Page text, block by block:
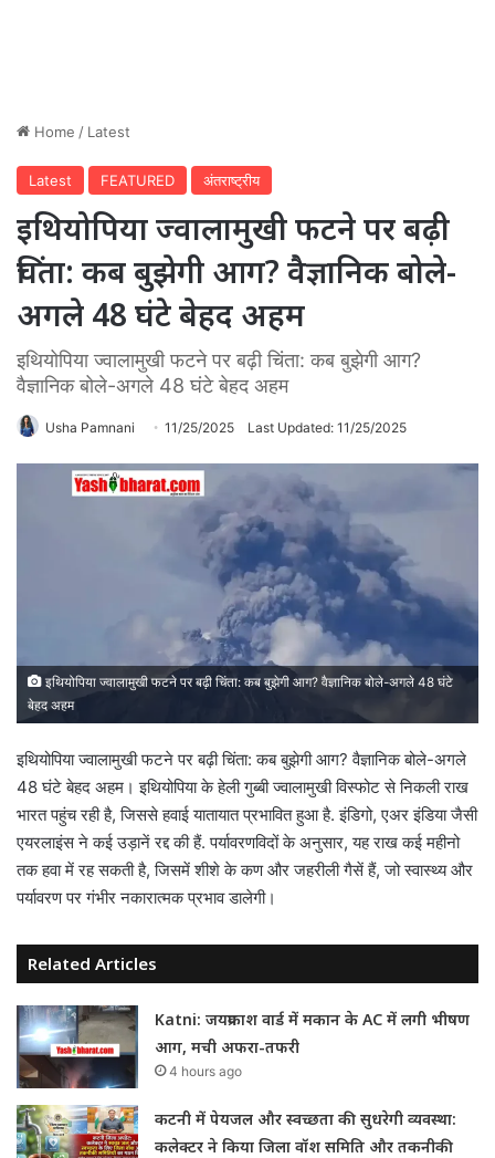
Home / Latest
Latest FEATURED अंतराष्ट्रीय
इथियोपिया ज्वालामुखी फटने पर बढ़ी
चिंता: कब बुझेगी आग? वैज्ञानिक बोले-
अगले 48 घंटे बेहद अहम
इथियोपिया ज्वालामुखी फटने पर बढ़ी चिंता: कब बुझेगी आग?
वैज्ञानिक बोले-अगले 48 घंटे बेहद अहम
Usha Pamnani 11/25/2025 Last Updated: 11/25/2025
इथियोपिया ज्वालामुखी फटने पर बढ़ी चिंता: कब बुझेगी आग? वैज्ञानिक बोले-अगले 48 घंटे
बेहद अहम
इथियोपिया ज्वालामुखी फटने पर बढ़ी चिंता: कब बुझेगी आग? वैज्ञानिक बोले-अगले
48 घंटे बेहद अहम। इथियोपिया के हेली गुब्बी ज्वालामुखी विस्फोट से निकली राख
भारत पहुंच रही है, जिससे हवाई यातायात प्रभावित हुआ है. इंडिगो, एअर इंडिया जैसी
एयरलाइंस ने कई उड़ानें रद्द की हैं. पर्यावरणविदों के अनुसार, यह राख कई महीनो
तक हवा में रह सकती है, जिसमें शीशे के कण और जहरीली गैसें हैं, जो स्वास्थ्य और
पर्यावरण पर गंभीर नकारात्मक प्रभाव डालेगी।
Related Articles
Katni: जयप्रकाश वार्ड में मकान के AC में लगी भीषण
आग, मची अफरा-तफरी
4 hours ago
कटनी में पेयजल और स्वच्छता की सुधरेगी व्यवस्था:
कलेक्टर ने किया जिला वॉश समिति और तकनीकी